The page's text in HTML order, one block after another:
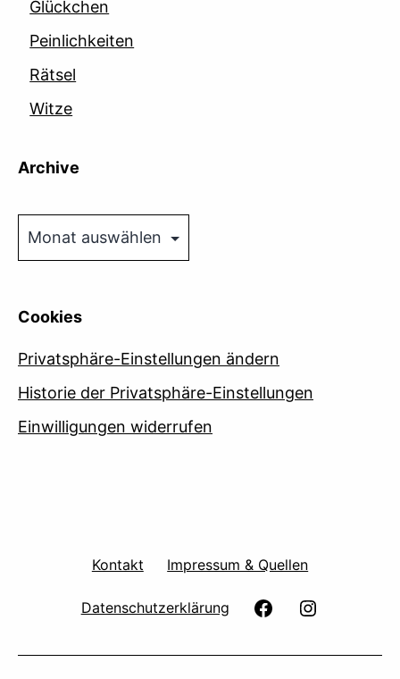
Glückchen
Peinlichkeiten
Rätsel
Witze
Archive
Cookies
Privatsphäre-Einstellungen ändern
Historie der Privatsphäre-Einstellungen
Einwilligungen widerrufen
Kontakt Impressum & Quellen
Datenschutzerklärung facebook